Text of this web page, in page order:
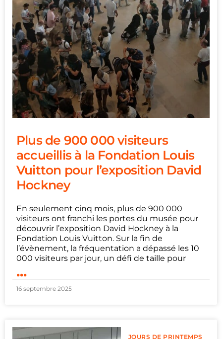
Plus de 900 000 visiteurs
accueillis à la Fondation Louis
Vuitton pour l’exposition David
Hockney
En seulement cinq mois, plus de 900 000
visiteurs ont franchi les portes du musée pour
découvrir l’exposition David Hockney à la
Fondation Louis Vuitton. Sur la fin de
l’évènement, la fréquentation a dépassé les 10
000 visiteurs par jour, un défi de taille pour
...
16 septembre 2025
JOURS DE PRINTEMPS